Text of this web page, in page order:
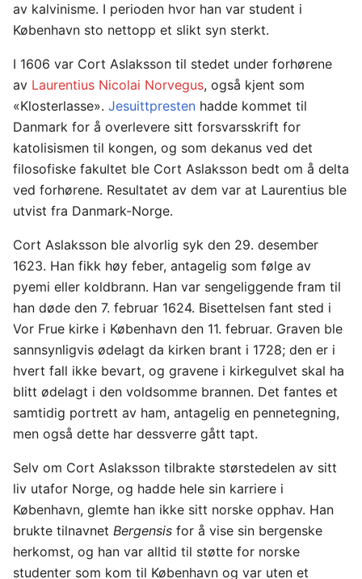
av kalvinisme. I perioden hvor han var student i
København sto nettopp et slikt syn sterkt.
I 1606 var Cort Aslaksson til stedet under forhørene
av Laurentius Nicolai Norvegus, også kjent som
«Klosterlasse». Jesuittpresten hadde kommet til
Danmark for å overlevere sitt forsvarsskrift for
katolisismen til kongen, og som dekanus ved det
filosofiske fakultet ble Cort Aslaksson bedt om å delta
ved forhørene. Resultatet av dem var at Laurentius ble
utvist fra Danmark-Norge.
Cort Aslaksson ble alvorlig syk den 29. desember
1623. Han fikk høy feber, antagelig som følge av
pyemi eller koldbrann. Han var sengeliggende fram til
han døde den 7. februar 1624. Bisettelsen fant sted i
Vor Frue kirke i København den 11. februar. Graven ble
sannsynligvis ødelagt da kirken brant i 1728; den er i
hvert fall ikke bevart, og gravene i kirkegulvet skal ha
blitt ødelagt i den voldsomme brannen. Det fantes et
samtidig portrett av ham, antagelig en pennetegning,
men også dette har dessverre gått tapt.
Selv om Cort Aslaksson tilbrakte størstedelen av sitt
liv utafor Norge, og hadde hele sin karriere i
København, glemte han ikke sitt norske opphav. Han
brukte tilnavnet Bergensis for å vise sin bergenske
herkomst, og han var alltid til støtte for norske
studenter som kom til København og var uten et